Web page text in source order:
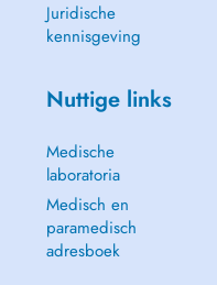
Juridische
kennisgeving
Nuttige links
Medische
laboratoria
Medisch en
paramedisch
adresboek